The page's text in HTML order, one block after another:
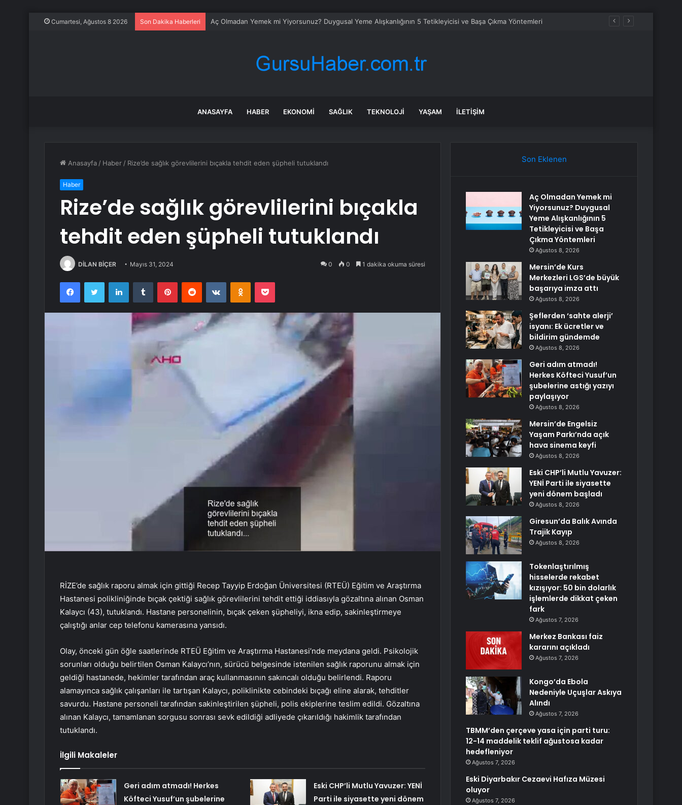
Cumartesi, Ağustos 8 2026 Son Dakika Haberleri Mersin’de Kurs Merkezleri LGS’de büyük başarıya imza attı
ANASAYFA HABER EKONOMI SAĞLIK TEKNOLOJI YAŞAM İLETIŞIM
Anasayfa / Haber / Rize’de sağlık görevlilerini bıçakla tehdit eden şüpheli tutuklandı
Haber
Rize’de sağlık görevlilerini bıçakla
tehdit eden şüpheli tutuklandı
DİLAN BİÇER Mayıs 31, 2024 0 0 1 dakika okuma süresi
FacebookTwitter LinkedInTumblr PinterestReddit VKontakteOdnoklassniki
Pocket
RİZE’de sağlık raporu almak için gittiği Recep Tayyip Erdoğan Üniversitesi (RTEÜ) Eğitim ve Araştırma
Hastanesi polikliniğinde bıçak çektiği sağlık görevlilerini tehdit ettiği iddiasıyla gözaltına alınan Osman
Kalaycı (43), tutuklandı. Hastane personelinin, bıçak çeken şüpheliyi, ikna edip, sakinleştirmeye
çalıştığı anlar cep telefonu kamerasına yansıdı.
Olay, önceki gün öğle saatlerinde RTEÜ Eğitim ve Araştırma Hastanesi’nde meydana geldi. Psikolojik
sorunları olduğu belirtilen Osman Kalaycı’nın, sürücü belgesinde istenilen sağlık raporunu almak için
geldiği hastanede, hekimler tarafından araç kullanmasının sakıncalı olduğu belirlendi. Raporu
alamayınca sağlık çalışanları ile tartışan Kalaycı, poliklinikte cebindeki bıçağı eline alarak, tehditler
savurdu. Hastane personeli tarafından sakinleştirilen şüpheli, polis ekiplerine teslim edildi. Gözaltına
alınan Kalaycı, tamamlanan sorgusu sonrası sevk edildiği adliyede çıkarıldığı hakimlik tarafından
tutuklandı.
İlgili Makaleler
Geri adım atmadı! Herkes
Köfteci Yusuf’un şubelerine
Eski CHP’li Mutlu Yavuzer: YENİ
Parti ile siyasette yeni dönem
Son Eklenen
Aç Olmadan Yemek mi
Yiyorsunuz? Duygusal
Yeme Alışkanlığının 5
Tetikleyicisi ve Başa
Çıkma Yöntemleri
Ağustos 8, 2026
Mersin’de Kurs
Merkezleri LGS’de büyük
başarıya imza attı
Ağustos 8, 2026
Şeflerden ‘sahte alerji’
isyanı: Ek ücretler ve
bildirim gündemde
Ağustos 8, 2026
Geri adım atmadı!
Herkes Köfteci Yusuf’un
şubelerine astığı yazıyı
paylaşıyor
Ağustos 8, 2026
Mersin’de Engelsiz
Yaşam Parkı’nda açık
hava sinema keyfi
Ağustos 8, 2026
Eski CHP’li Mutlu Yavuzer:
YENİ Parti ile siyasette
yeni dönem başladı
Ağustos 8, 2026
Giresun’da Balık Avında
Trajik Kayıp
Ağustos 8, 2026
Tokenlaştırılmış
hisselerde rekabet
kızışıyor: 50 bin dolarlık
işlemlerde dikkat çeken
fark
Ağustos 7, 2026
Merkez Bankası faiz
kararını açıkladı
Ağustos 7, 2026
Kongo’da Ebola
Nedeniyle Uçuşlar Askıya
Alındı
Ağustos 7, 2026
TBMM’den çerçeve yasa için parti turu:
12-14 maddelik teklif ağustosa kadar
hedefleniyor
Ağustos 7, 2026
Eski Diyarbakır Cezaevi Hafıza Müzesi
oluyor
Ağustos 7, 2026